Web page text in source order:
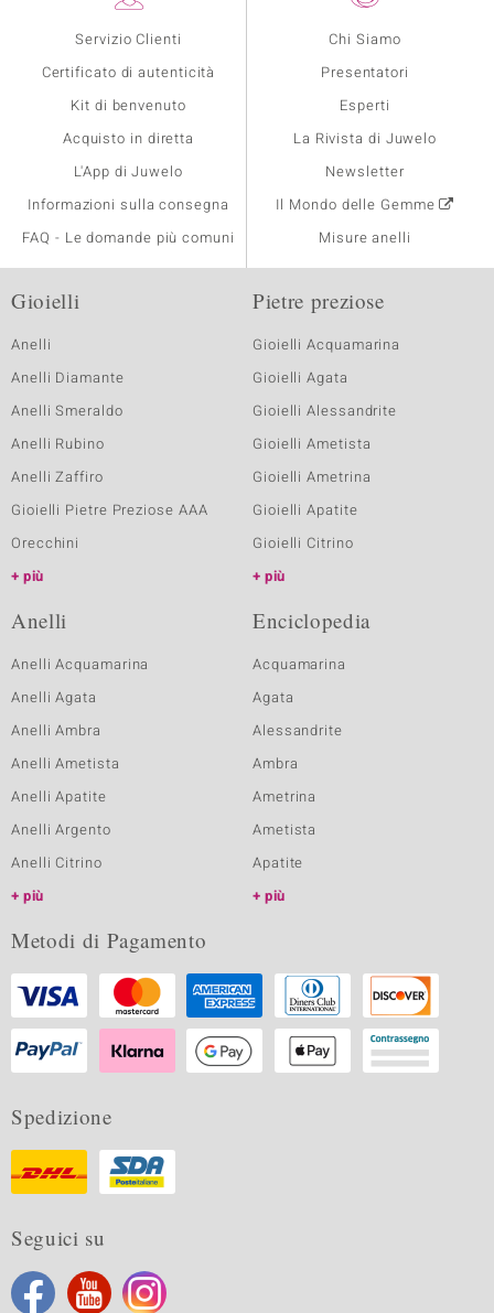
Servizio Clienti
Certificato di autenticità
Kit di benvenuto
Acquisto in diretta
L'App di Juwelo
Informazioni sulla consegna
FAQ - Le domande più comuni
Chi Siamo
Presentatori
Esperti
La Rivista di Juwelo
Newsletter
Il Mondo delle Gemme
Misure anelli
Gioielli
Anelli
Anelli Diamante
Anelli Smeraldo
Anelli Rubino
Anelli Zaffiro
Gioielli Pietre Preziose AAA
Orecchini
più
Pietre preziose
Gioielli Acquamarina
Gioielli Agata
Gioielli Alessandrite
Gioielli Ametista
Gioielli Ametrina
Gioielli Apatite
Gioielli Citrino
più
Anelli
Anelli Acquamarina
Anelli Agata
Anelli Ambra
Anelli Ametista
Anelli Apatite
Anelli Argento
Anelli Citrino
più
Enciclopedia
Acquamarina
Agata
Alessandrite
Ambra
Ametrina
Ametista
Apatite
più
Metodi di Pagamento
Spedizione
Seguici su